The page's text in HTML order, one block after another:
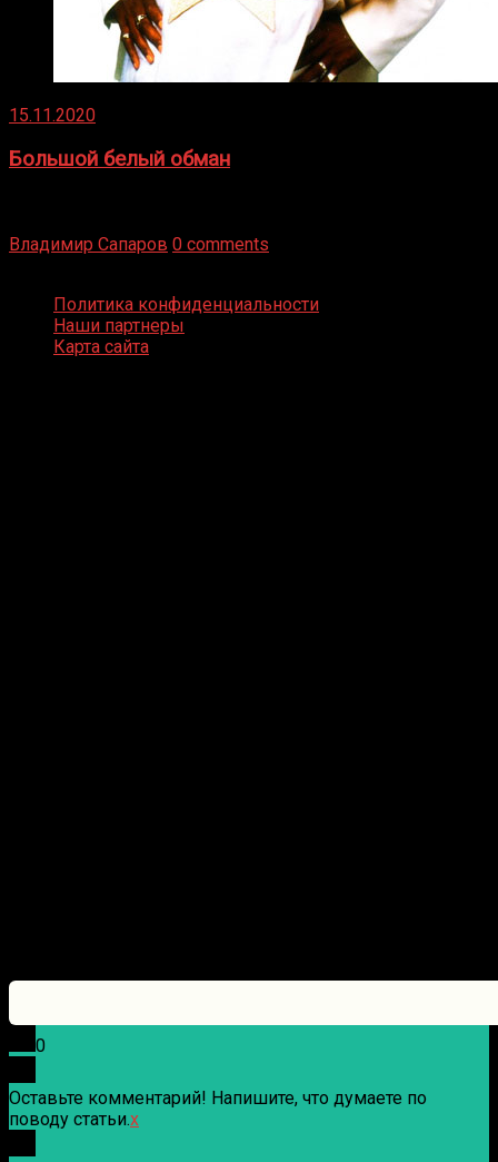
15.11.2020
Большой белый обман
Владимир Сапаров 0 comments
Политика конфиденциальности
Наши партнеры
Карта сайта
0
Оставьте комментарий! Напишите, что думаете по
поводу статьи.x